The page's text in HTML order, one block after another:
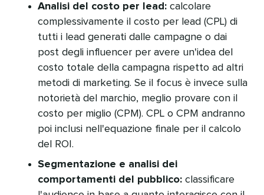
Analisi del costo per lead: calcolare
complessivamente il costo per lead (CPL) di
tutti i lead generati dalle campagne o dai
post degli influencer per avere un'idea del
costo totale della campagna rispetto ad altri
metodi di marketing. Se il focus è invece sulla
notorietà del marchio, meglio provare con il
costo per miglio (CPM). CPL o CPM andranno
poi inclusi nell'equazione finale per il calcolo
del ROI.​​
Segmentazione e analisi dei
comportamenti del pubblico:classificare